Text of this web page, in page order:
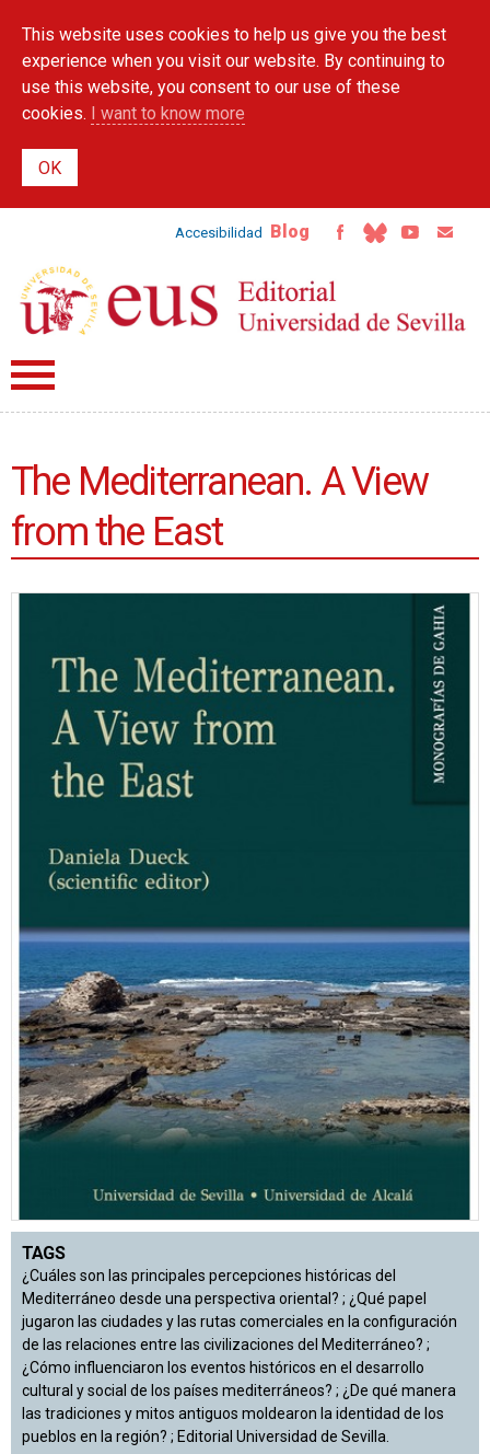
main
content
This website uses cookies to help us give you the best
experience when you visit our website. By continuing to
use this website, you consent to our use of these
cookies. I want to know more
Accesibilidad Blog
The Mediterranean. A View
from the East
TAGS
¿Cuáles son las principales percepciones históricas del
Mediterráneo desde una perspectiva oriental? ; ¿Qué papel
jugaron las ciudades y las rutas comerciales en la configuración
de las relaciones entre las civilizaciones del Mediterráneo? ;
¿Cómo influenciaron los eventos históricos en el desarrollo
cultural y social de los países mediterráneos? ; ¿De qué manera
las tradiciones y mitos antiguos moldearon la identidad de los
pueblos en la región? ; Editorial Universidad de Sevilla.